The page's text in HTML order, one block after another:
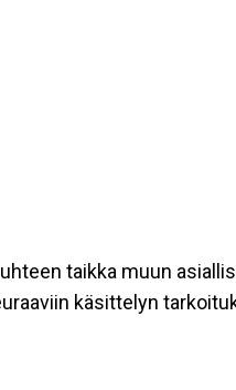
taikka muun
käsittelyn